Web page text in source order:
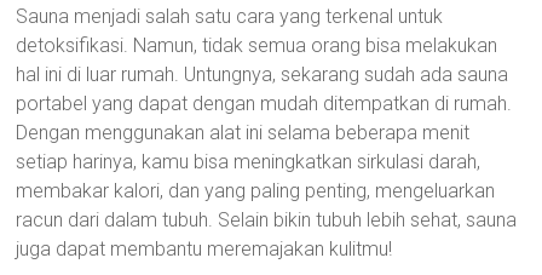
Sauna menjadi salah satu cara yang terkenal untuk
detoksifikasi. Namun, tidak semua orang bisa melakukan
hal ini di luar rumah. Untungnya, sekarang sudah ada sauna
portabel yang dapat dengan mudah ditempatkan di rumah.
Dengan menggunakan alat ini selama beberapa menit
setiap harinya, kamu bisa meningkatkan sirkulasi darah,
membakar kalori, dan yang paling penting, mengeluarkan
racun dari dalam tubuh. Selain bikin tubuh lebih sehat, sauna
juga dapat membantu meremajakan kulitmu!